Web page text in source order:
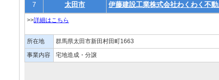
7 太田市 伊藤建設工業株式会社わくわく不
>>詳細はこちら
所在地
群馬県太田市新田村田町1663
事業内容
宅地造成・分譲